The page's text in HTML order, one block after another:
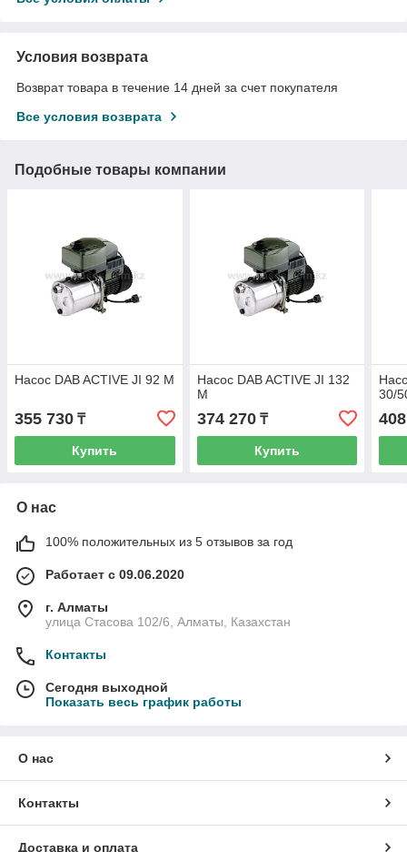
Условия возврата
Возврат товара в течение 14 дней за счет покупателя
Все условия возврата
Подобные товары компании
Насос DAB ACTIVE JI 92 M
355 730 ₸
Купить
Насос DAB ACTIVE JI 132
M
374 270₸
Купить
30/
О нас
100% положительных из 5 отзывов за год
Работает с 09.06.2020
г. Алматы
улица Стасова 102/6, Алматы, Казахстан
Контакты
Сегодня выходной
Показать весь график работы
О нас
Контакты
Доставка и оплата